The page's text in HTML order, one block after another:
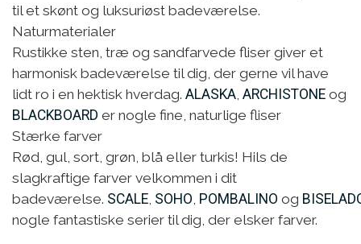
til et skønt og luksuriøst badeværelse.
Naturmaterialer
Rustikke sten, træ og sandfarvede fliser giver et
harmonisk badeværelse til dig, der gerne vil have
lidt ro i en hektisk hverdag. ALASKA, ARCHISTONE og
BLACKBOARD er nogle fine, naturlige fliser
Stærke farver
Rød, gul, sort, grøn, blå eller turkis! Hils de
slagkraftige farver velkommen i dit
badeværelse. SCALE, SOHO, POMBALINO og
nogle fantastiske serier til dig, der elsker farver.